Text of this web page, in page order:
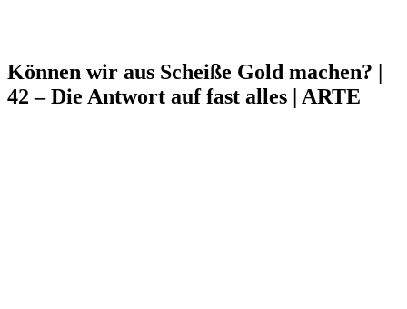
Können wir aus Scheiße Gold machen? |
42 – Die Antwort auf fast alles | ARTE